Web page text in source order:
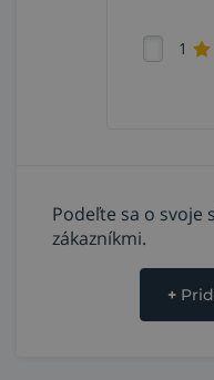
1
Podeľte sa o svoje
zákazníkmi.
+